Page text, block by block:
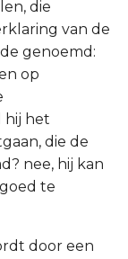
die
van de
genoemd:
op
hij het
die de
nee, hij kan
te
door een